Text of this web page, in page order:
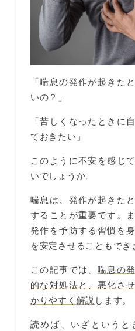
「喘息の発作が起きた
いの？」
「苦しくなったときに
ておきたい」
このように不安を感じ
いでしょうか。
喘息は、発作が起きた
することが重要です。
発作を予防する習慣を
を安定させることもでき
この記事では、 喘息の
的な対処法と、悪化さ
かりやすく解説 します。
読めば、いざというと